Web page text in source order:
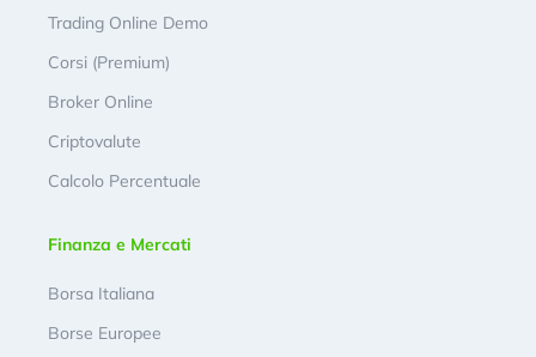
Trading Online Demo
Corsi (Premium)
Broker Online
Criptovalute
Calcolo Percentuale
Finanza e Mercati
Borsa Italiana
Borse Europee